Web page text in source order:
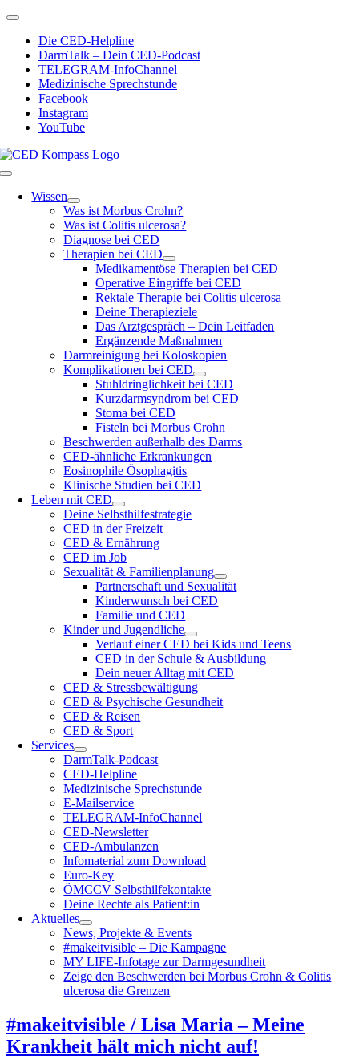
Zum
springen
Toggle
NavigationDie CED-Helpline
DarmTalk – Dein CED-Podcast
TELEGRAM-InfoChannel
Medizinische Sprechstunde
Facebook
Instagram
YouTube
Toggle
NavigationWissen
Was ist Morbus Crohn?
Was ist Colitis ulcerosa?
Diagnose bei CED
Therapien bei CED
Medikamentöse Therapien bei CED
Operative Eingriffe bei CED
Rektale Therapie bei Colitis ulcerosa
Deine Therapieziele
Das Arztgespräch – Dein Leitfaden
Ergänzende Maßnahmen
Darmreinigung bei Koloskopien
Komplikationen bei CED
Stuhldringlichkeit bei CED
Kurzdarmsyndrom bei CED
Stoma bei CED
Fisteln bei Morbus Crohn
Beschwerden außerhalb des Darms
CED-ähnliche Erkrankungen
Eosinophile Ösophagitis
Klinische Studien bei CED
Leben mit CED
Deine Selbsthilfestrategie
CED in der Freizeit
CED & Ernährung
CED im Job
Sexualität & Familienplanung
Partnerschaft und Sexualität
Kinderwunsch bei CED
Familie und CED
Kinder und Jugendliche
Verlauf einer CED bei Kids und Teens
CED in der Schule & Ausbildung
Dein neuer Alltag mit CED
CED & Stressbewältigung
CED & Psychische Gesundheit
CED & Reisen
CED & Sport
Services
DarmTalk-Podcast
CED-Helpline
Medizinische Sprechstunde
E-Mailservice
TELEGRAM-InfoChannel
CED-Newsletter
CED-Ambulanzen
Infomaterial zum Download
Euro-Key
ÖMCCV Selbsthilfekontakte
Deine Rechte als Patient:in
Aktuelles
News, Projekte & Events
#makeitvisible – Die Kampagne
MY LIFE-Infotage zur Darmgesundheit
Zeige den Beschwerden bei Morbus Crohn & Colitis
ulcerosa die Grenzen
#makeitvisible / Lisa Maria – Meine
Krankheit hält mich nicht auf!